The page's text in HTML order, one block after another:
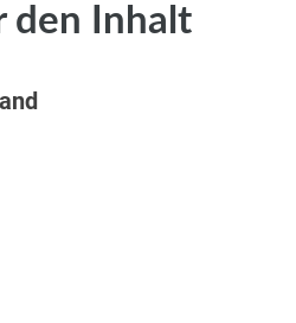
den Inhalt